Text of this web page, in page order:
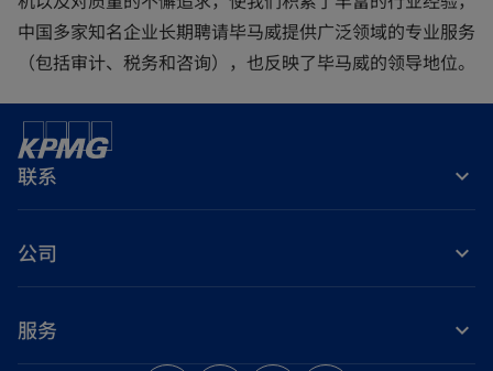
中国多家知名企业长期聘请毕马威提供广泛领域的专业服务
（包括审计、税务和咨询），也反映了毕马威的领导地位。
联系
公司
服务